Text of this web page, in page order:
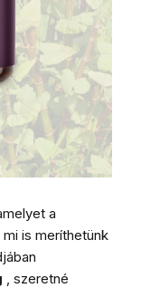
a
is meríthetünk
, szeretné